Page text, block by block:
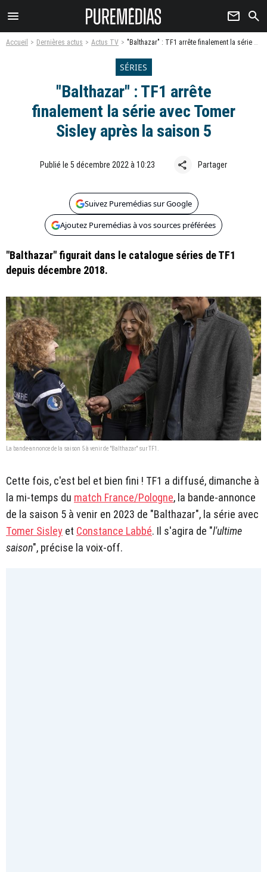
menu newsletter search
Accueil Dernières actus Actus TV "Balthazar" : TF1 arrête finalement la série avec Tomer Sisley après la saison 5
SÉRIES
"Balthazar" : TF1 arrête
finalement la série avec Tomer
Sisley après la saison 5
Publié le 5 décembre 2022 à 10:23 share Partager
Suivez Puremédias sur Google
Ajoutez Puremédias à vos sources préférées
"Balthazar" figurait dans le catalogue séries de TF1
depuis décembre 2018.
La bande-annonce de la saison 5 à venir de "Balthazar" sur TF1.
Cette fois, c'est bel et bien fini ! TF1 a diffusé, dimanche à
la mi-temps du match France/Pologne, la bande-annonce
de la saison 5 à venir en 2023 de "Balthazar", la série avec
Tomer Sisley et Constance Labbé. Il s'agira de "l'ultime
saison", précise la voix-off.